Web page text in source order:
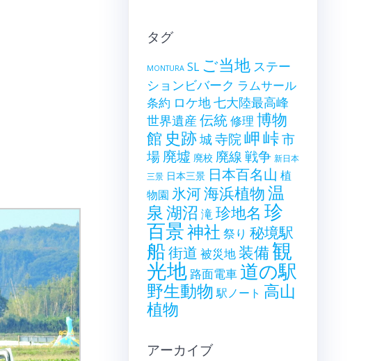
タグ
MONTURA SL ご当地 ステー
ションビバーク ラムサール
条約 ロケ地七大陸最高峰
世界遺産 伝統修理 博物
館 史跡城寺院岬峠市
場 廃墟 廃校 廃線戦争 新日本
三景 日本三景 日本百名山 植
物園 氷河海浜植物温
泉湖沼 滝珍地名 珍
百景神社 祭り 秘境駅
船街道 被災地装備観
光地 路面電車道の駅
野生動物 駅ノート 高山
植物
アーカイブ